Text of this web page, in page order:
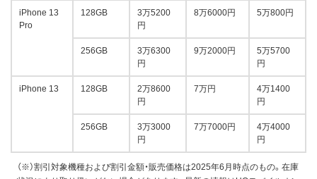
iPhone 13
Pro
128GB
3万5200
円
8万6000円 5万800円
256GB
3万6300
円
9万2000円
5万5700
円
iPhone 13 128GB
2万8600
円
7万円
4万1400
円
256GB
3万3000
円
7万7000円
4万4000
円
（※）割引対象機種および割引金額・販売価格は2025年6月時点のもの。在庫